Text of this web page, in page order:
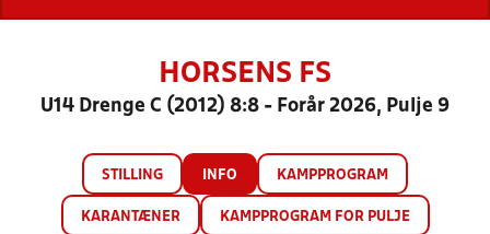
HORSENS FS
U14 Drenge C (2012) 8:8 - Forår 2026, Pulje 9
STILLING INFO KAMPPROGRAM
KARANTÆNER KAMPPROGRAM FOR PULJE